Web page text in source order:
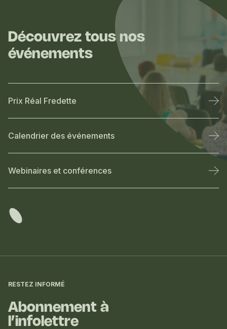
Découvrez tous nos
événements
Prix Réal Fredette
Calendrier des événements
Webinaires et conférences
complémentaires
RESTEZ INFORMÉ
Abonnement à
l’infolettre